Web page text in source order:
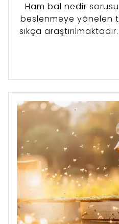
Ham bal nedir
beslenmeye yönelen
sıkça
anlamına gelir.
ürettiği en doğal
özelliği sayesinde
minerallerini ve
ölçüde